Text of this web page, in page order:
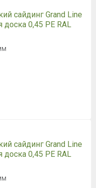
сайдинг Grand Line
доска 0,45 PE RAL
сайдинг Grand Line
доска 0,45 PE RAL